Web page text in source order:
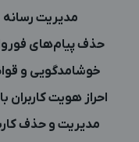
مدیریت رسانه
حذف پیام‌های
خوشامدگویی و
احراز هویت کاربران
مدیریت و حذف